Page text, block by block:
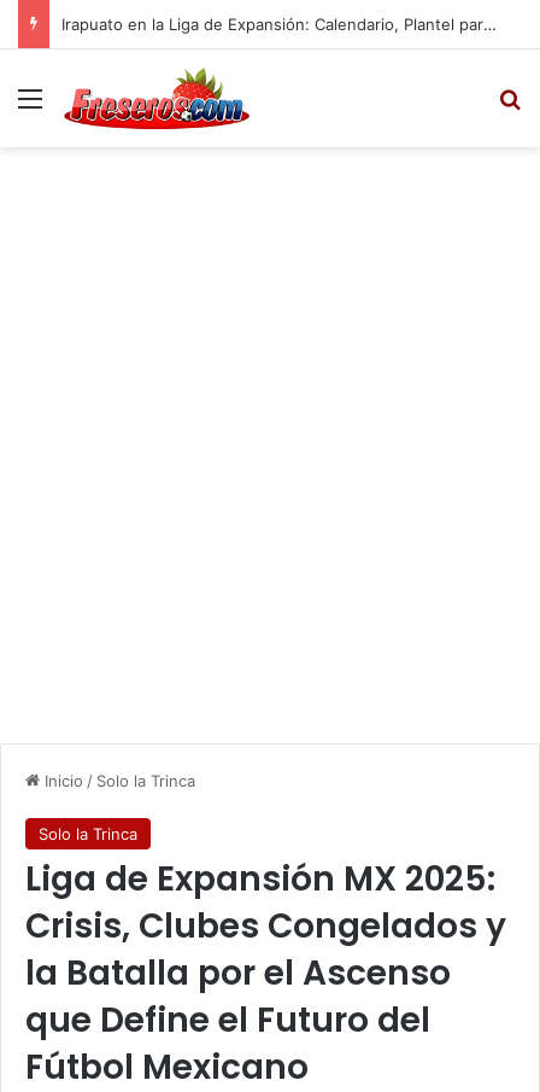
Irapuato en la Liga de Expansión: Calendario, Plantel para el Apertura 2025
Menú
Inicio / Solo la Trinca
Solo la Trinca
Liga de Expansión MX 2025:
Crisis, Clubes Congelados y
la Batalla por el Ascenso
que Define el Futuro del
Fútbol Mexicano